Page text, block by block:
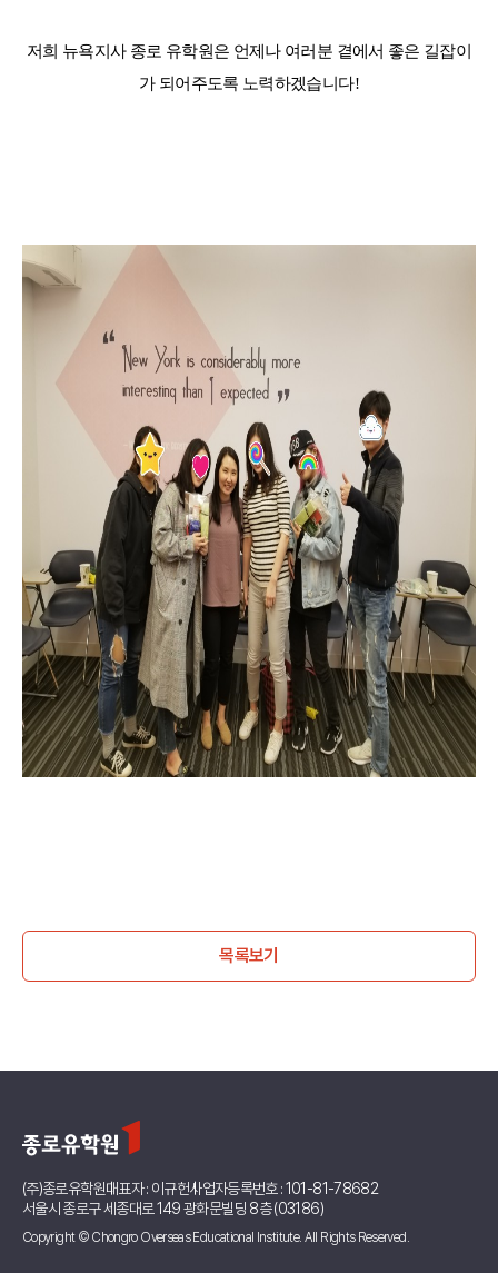
저희 뉴욕지사 종로 유학원은 언제나 여러분 곁에서 좋은 길잡이
가 되어주도록 노력하겠습니다!
목록보기
(주)종로유학원대표자 : 이규헌사업자등록번호 : 101-81-78682
서울시 종로구 세종대로 149 광화문빌딩 8층 (03186)
Copyright © Chongro Overseas Educational Institute. All Rights Reserved.